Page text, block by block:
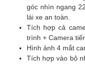
góc nhìn ngang
lái xe an toàn.
Tích hợp cả
trình + Camera
Hình ảnh 4 mắt
Tích hợp vào bộ